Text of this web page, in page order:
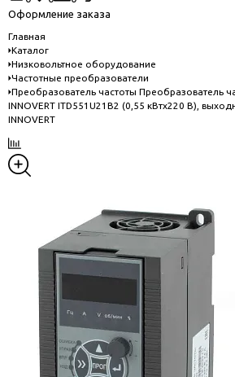
Оформление заказа
Главная
Каталог
Низковольтное оборудование
Частотные преобразователи
Преобразователь частоты Преобразователь
INNOVERT ITD551U21B2 (0,55 кВтx220 В),
INNOVERT